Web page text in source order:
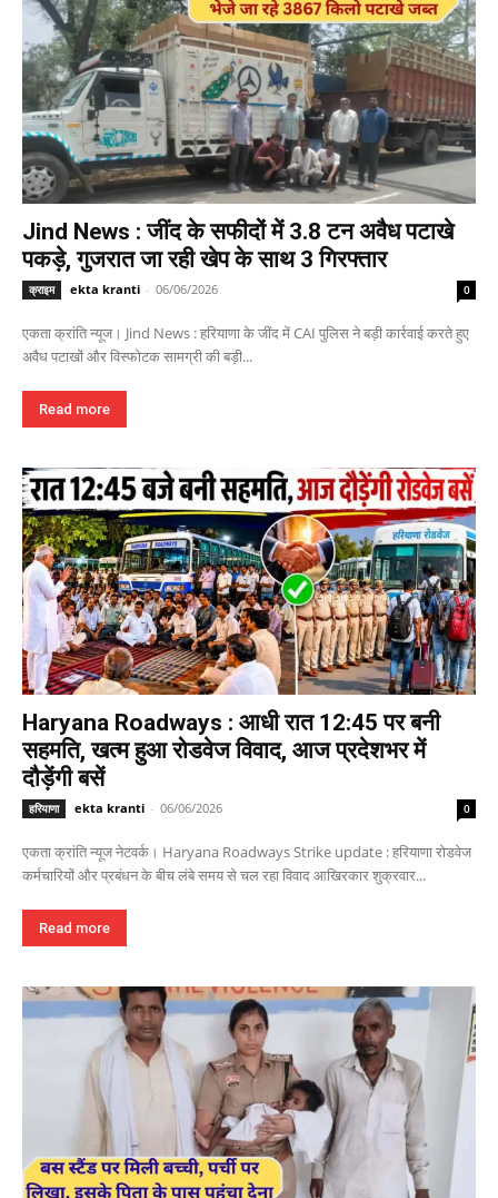
Jind News : जींद के सफीदों में 3.8 टन अवैध पटाखे
पकड़े, गुजरात जा रही खेप के साथ 3 गिरफ्तार
क्राइम ekta kranti - 06/06/2026 0
एकता क्रांति न्यूज। Jind News : हरियाणा के जींद में CAI पुलिस ने बड़ी कार्रवाई करते हुए
अवैध पटाखों और विस्फोटक सामग्री की बड़ी...
Read more
Haryana Roadways : आधी रात 12:45 पर बनी
सहमति, खत्म हुआ रोडवेज विवाद, आज प्रदेशभर में
दौड़ेंगी बसें
हरियाणा ekta kranti - 06/06/2026 0
एकता क्रांति न्यूज नेटवर्क। Haryana Roadways Strike update : हरियाणा रोडवेज
कर्मचारियों और प्रबंधन के बीच लंबे समय से चल रहा विवाद आखिरकार शुक्रवार...
Read more